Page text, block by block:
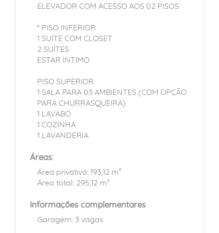
ELEVADOR COM ACESSO AOS 02 PISOS
* PISO INFERIOR
1 SUÍTE COM CLOSET
2 SUÍTES
ESTAR INTIMO
PISO SUPERIOR
1 SALA PARA 03 AMBIENTES (COM OPÇÃO
PARA CHURRASQUEIRA)
1 LAVABO
1 COZINHA
1 LAVANDERIA
Áreas:
Área privativa: 193,12 m²
Área total: 295,12 m²
Informações complementares
Garagem: 3 vagas